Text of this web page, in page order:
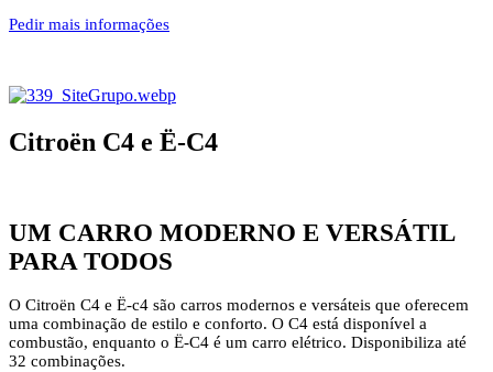
Pedir mais informações
Citroën C4 e Ë-C4
UM CARRO MODERNO E VERSÁTIL
PARA TODOS
O Citroën C4 e Ë-c4 são carros modernos e versáteis que oferecem
uma combinação de estilo e conforto. O C4 está disponível a
combustão, enquanto o Ë-C4 é um carro elétrico. Disponibiliza até
32 combinações.